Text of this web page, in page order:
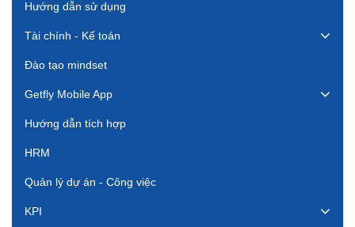
Hướng dẫn sử dụng
Tài chính - Kế toán
Đào tạo mindset
Getfly Mobile App
Hướng dẫn tích hợp
HRM
Quản lý dự án - Công việc
KPI